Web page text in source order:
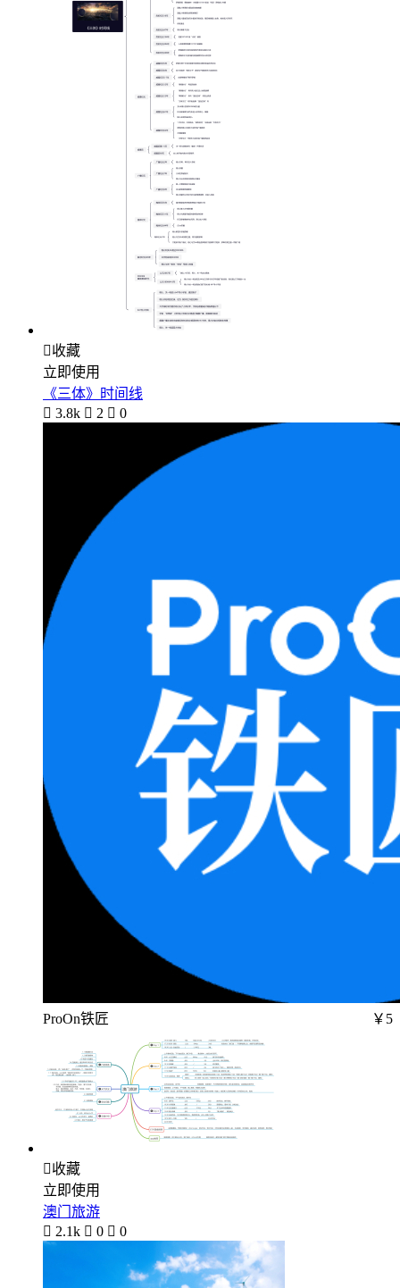
收藏
立即使用
《三体》时间线
 3.8k  2  0
ProOn铁匠 ￥5
收藏
立即使用
澳门旅游
 2.1k  0  0